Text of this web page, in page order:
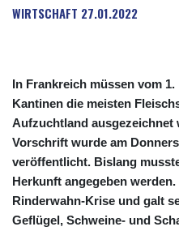
WIRTSCHAFT 27.01.2022
In Frankreich müssen vom
Kantinen die meisten
Aufzuchtland ausgezeichnet
Vorschrift wurde am
veröffentlicht. Bislang
Herkunft angegeben
Rinderwahn-Krise und galt
Geflügel, Schweine- und